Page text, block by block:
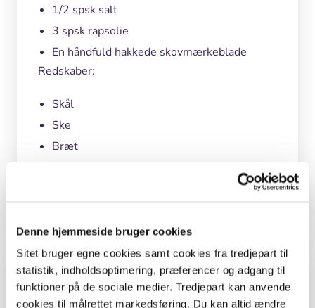
Denne hjemmeside bruger cookies
Sitet bruger egne cookies samt cookies fra tredjepart til
statistik, indholdsoptimering, præferencer og adgang til
funktioner på de sociale medier. Tredjepart kan anvende
cookies til målrettet markedsføring. Du kan altid ændre
1/2 spsk salt
3 spsk rapsolie
En håndfuld hakkede skovmærkeblade
Redskaber:
Skål
Ske
Bræt
Undervisningsmål